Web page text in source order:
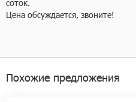
соток.
Цена обсуждается, звоните!
Похожие предложения